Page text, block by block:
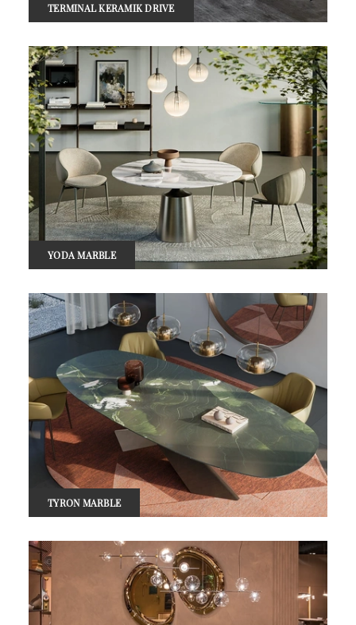
TERMINAL KERAMIK DRIVE
YODA MARBLE
TYRON MARBLE